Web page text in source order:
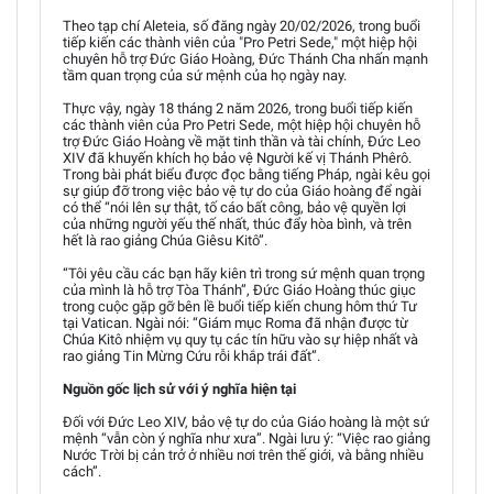
Theo tạp chí Aleteia, số đăng ngày 20/02/2026, trong buổi
tiếp kiến các thành viên của "Pro Petri Sede," một hiệp hội
chuyên hỗ trợ Đức Giáo Hoàng, Đức Thánh Cha nhấn mạnh
tầm quan trọng của sứ mệnh của họ ngày nay.
Thực vậy, ngày 18 tháng 2 năm 2026, trong buổi tiếp kiến
các thành viên của Pro Petri Sede, một hiệp hội chuyên hỗ
trợ Đức Giáo Hoàng về mặt tinh thần và tài chính, Đức Leo
XIV đã khuyến khích họ bảo vệ Người kế vị Thánh Phêrô.
Trong bài phát biểu được đọc bằng tiếng Pháp, ngài kêu gọi
sự giúp đỡ trong việc bảo vệ tự do của Giáo hoàng để ngài
có thể “nói lên sự thật, tố cáo bất công, bảo vệ quyền lợi
của những người yếu thế nhất, thúc đẩy hòa bình, và trên
hết là rao giảng Chúa Giêsu Kitô”.
“Tôi yêu cầu các bạn hãy kiên trì trong sứ mệnh quan trọng
của mình là hỗ trợ Tòa Thánh”, Đức Giáo Hoàng thúc giục
trong cuộc gặp gỡ bên lề buổi tiếp kiến chung hôm thứ Tư
tại Vatican. Ngài nói: “Giám mục Roma đã nhận được từ
Chúa Kitô nhiệm vụ quy tụ các tín hữu vào sự hiệp nhất và
rao giảng Tin Mừng Cứu rỗi khắp trái đất”.
Nguồn gốc lịch sử với ý nghĩa hiện tại
Đối với Đức Leo XIV, bảo vệ tự do của Giáo hoàng là một sứ
mệnh “vẫn còn ý nghĩa như xưa”. Ngài lưu ý: “Việc rao giảng
Nước Trời bị cản trở ở nhiều nơi trên thế giới, và bằng nhiều
cách”.